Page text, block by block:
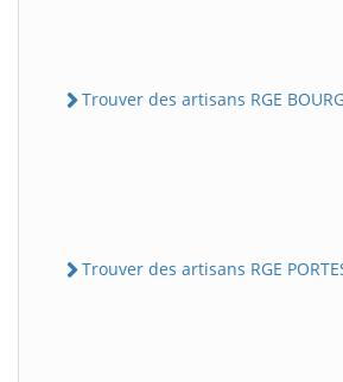
Trouver des artisans RGE
Trouver des artisans RGE